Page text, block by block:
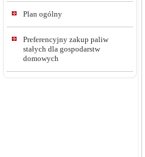
Plan ogólny
Preferencyjny zakup paliw
stałych dla gospodarstw
domowych